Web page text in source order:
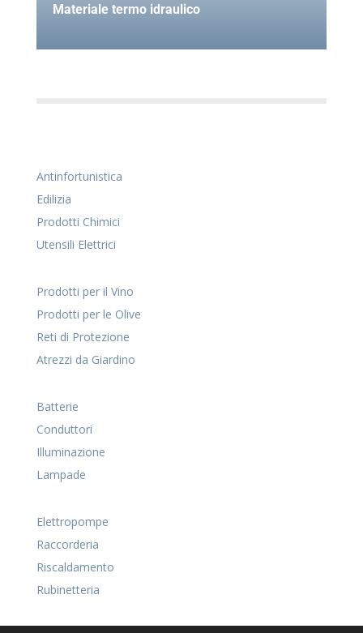
Materiale termo idraulico
Antinfortunistica
Edilizia
Prodotti Chimici
Utensili Elettrici
Prodotti per il Vino
Prodotti per le Olive
Reti di Protezione
Atrezzi da Giardino
Batterie
Conduttori
Illuminazione
Lampade
Elettropompe
Raccorderia
Riscaldamento
Rubinetteria